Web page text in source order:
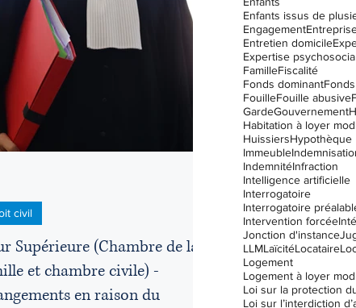
Supérieure (Chambre de la
et chambre civile) -
en raison du
civil
Engagement
Entretien domicile
Expertise
FamilleFiscalité
Fonds dominant
FouilleFouille abusive
GardeGouvernement
Habitation à loyer
HuissiersHypothèque
Immeuble
IndemnitéInfraction
Intelligence artificielle
Interrogatoire
Interrogatoire
Intervention forcée
Jonction d'instance
LLMLaïcitéLocataire
Logement
Logement à loyer